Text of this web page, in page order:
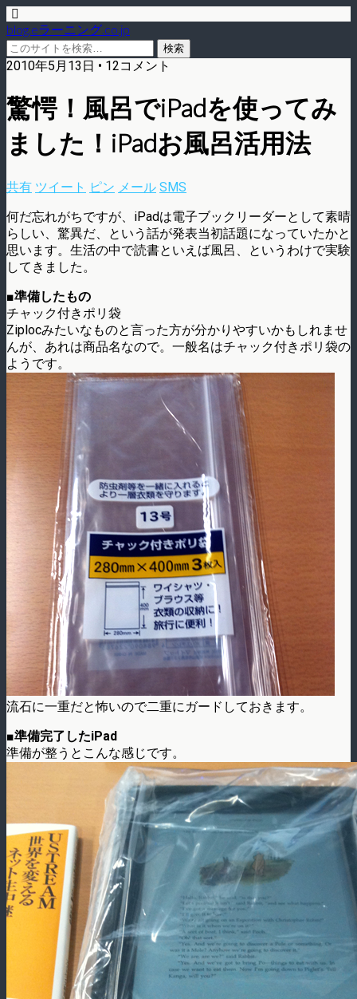
blog.eラーニング.co.jp
2010年5月13日 • 12コメント
驚愕！風呂でiPadを使ってみ
ました！iPadお風呂活用法
共有 ツイート ピン メール SMS
何だ忘れがちですが、iPadは電子ブックリーダーとして素晴
らしい、驚異だ、という話が発表当初話題になっていたかと
思います。生活の中で読書といえば風呂、というわけで実験
してきました。
■準備したもの
チャック付きポリ袋
Ziplocみたいなものと言った方が分かりやすいかもしれませ
んが、あれは商品名なので。一般名はチャック付きポリ袋の
ようです。
流石に一重だと怖いので二重にガードしておきます。
■準備完了したiPad
準備が整うとこんな感じです。